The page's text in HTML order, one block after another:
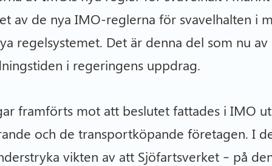
av de nya IMO-reglerna för svavelhalten i
regelsystemet. Det är denna del som nu av
i regeringens uppdrag.
framförts mot att beslutet fattades i IMO
och de transportköpande företagen. I
vikten av att Sjöfartsverket – på